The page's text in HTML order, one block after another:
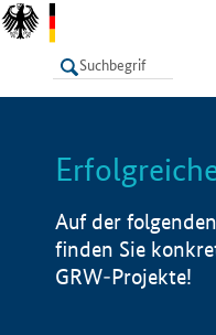
LISTE
Auf der
finden Sie
GRW-Projekte!